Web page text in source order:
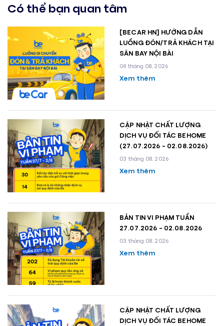
Có thể bạn quan tâm
[BECAR HN] HƯỚNG DẪN
LUỒNG ĐÓN/TRẢ KHÁCH TẠI
SÂN BAY NỘI BÀI
04 tháng 08, 2026
Xem thêm
CẬP NHẬT CHẤT LƯỢNG
DỊCH VỤ ĐỐI TÁC BEHOME
(27.07.2026 - 02.08.2026)
03 tháng 08, 2026
Xem thêm
BẢN TIN VI PHẠM TUẦN
27.07.2026 - 02.08.2026
03 tháng 08, 2026
Xem thêm
CẬP NHẬT CHẤT LƯỢNG
DỊCH VỤ ĐỐI TÁC BEHOME